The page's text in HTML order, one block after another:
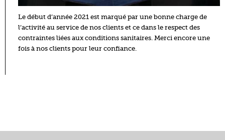
Le début d’année 2021 est marqué par une bonne charge de
l’activité au service de nos clients et ce dans le respect des
contraintes liées aux conditions sanitaires. Merci encore une
fois à nos clients pour leur confiance.